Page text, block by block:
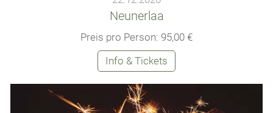
Neunerlaa
Preis pro Person: 95,00 €
Info & Tickets